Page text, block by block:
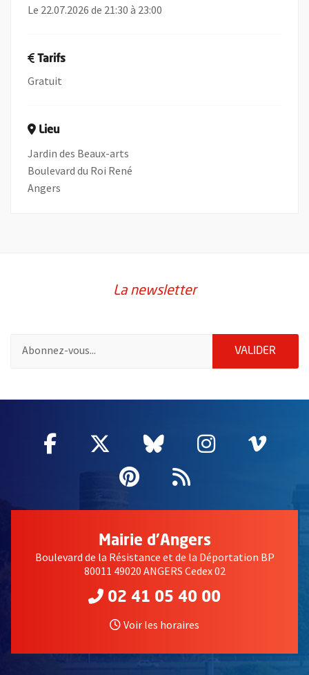
Le 22.07.2026 de 21:30 à 23:00
Tarifs
Gratuit
Lieu
Jardin des Beaux-arts
Boulevard du Roi René
Angers
La newsletter
VALIDER
Facebook
, Ouvre une nouvelle fenêtre
Twitter
, Ouvre une nouvelle
Bluesky
, Ouvre une
Instagram
, Ouvre
,
Pinterest
, Ouvre une
Flux RSS
Mairie d'Angers
Boulevard de la Résistance et de la Déportation BP
80011 49020 ANGERS Cedex 02
02 41 05 40 00
Voir les horaires